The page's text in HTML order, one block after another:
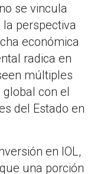
se vincula
perspectiva
económica
radica en
múltiples
con el
del Estado en
en IOL,
una porción